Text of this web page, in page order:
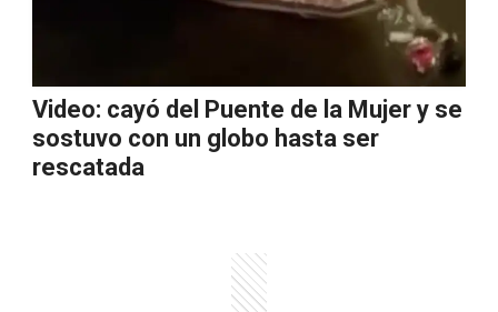
Video: cayó del Puente de la Mujer y se
sostuvo con un globo hasta ser
rescatada